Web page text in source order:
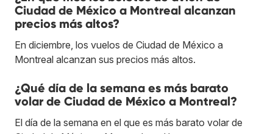
Ciudad de México a Montreal alcanzan
precios más altos?
En diciembre, los vuelos de Ciudad de México a
Montreal alcanzan sus precios más altos.
¿Qué día de la semana es más barato
volar de Ciudad de México a Montreal?
El día de la semana en el que es más barato volar de